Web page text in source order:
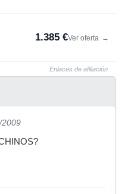
1.385 €Ver oferta →
Enlaces de afiliación
2009